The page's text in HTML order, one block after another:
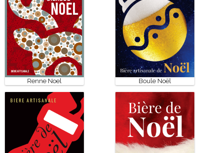
Renne Noel Boule Noël